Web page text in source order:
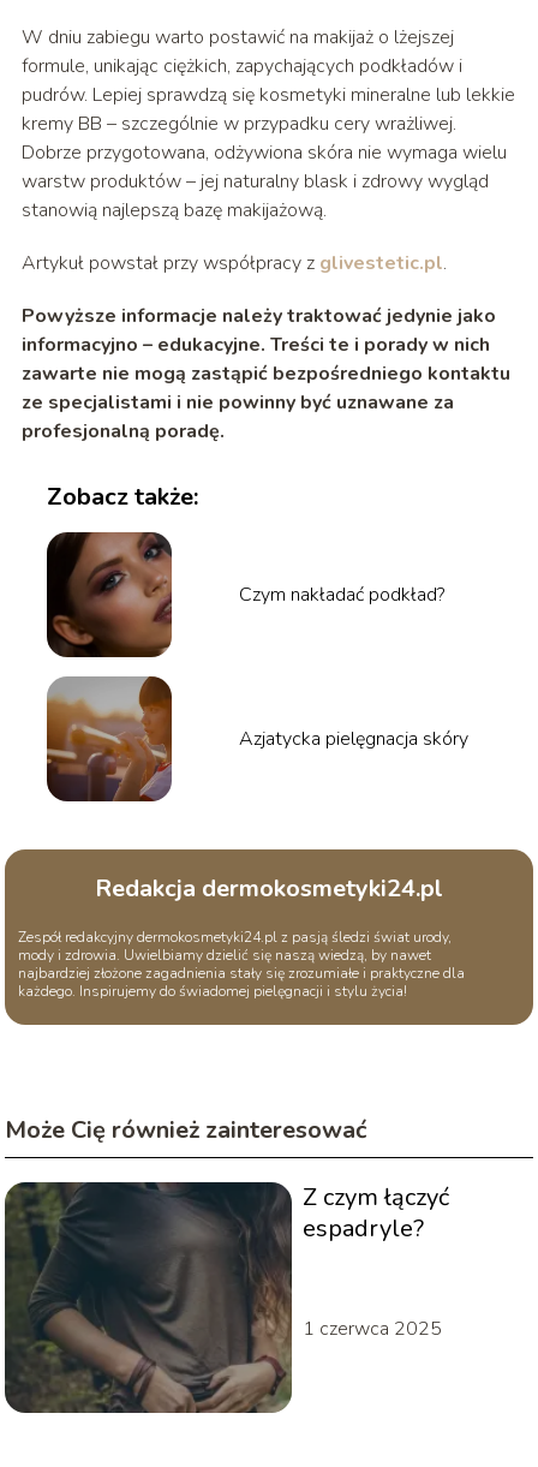
W dniu zabiegu warto postawić na makijaż o lżejszej
formule, unikając ciężkich, zapychających podkładów i
pudrów. Lepiej sprawdzą się kosmetyki mineralne lub lekkie
kremy BB – szczególnie w przypadku cery wrażliwej.
Dobrze przygotowana, odżywiona skóra nie wymaga wielu
warstw produktów – jej naturalny blask i zdrowy wygląd
stanowią najlepszą bazę makijażową.
Artykuł powstał przy współpracy z glivestetic.pl.
Powyższe informacje należy traktować jedynie jako
informacyjno – edukacyjne. Treści te i porady w nich
zawarte nie mogą zastąpić bezpośredniego kontaktu
ze specjalistami i nie powinny być uznawane za
profesjonalną poradę.
Zobacz także:
Czym nakładać podkład?
Azjatycka pielęgnacja skóry
Redakcja dermokosmetyki24.pl
Zespół redakcyjny dermokosmetyki24.pl z pasją śledzi świat urody,
mody i zdrowia. Uwielbiamy dzielić się naszą wiedzą, by nawet
najbardziej złożone zagadnienia stały się zrozumiałe i praktyczne dla
każdego. Inspirujemy do świadomej pielęgnacji i stylu życia!
Może Cię również zainteresować
Z czym łączyć
espadryle?
1 czerwca 2025